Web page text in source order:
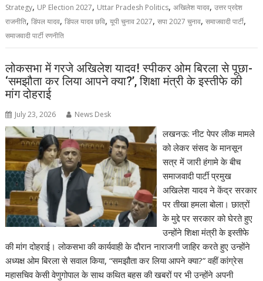
Strategy, UP Election 2027, Uttar Pradesh Politics,अखिलेश यादव,उत्तर प्रदेश
राजनीति,डिंपल यादव,डिंपल यादव छवि,यूपी चुनाव 2027,सपा 2027 चुनाव,समाजवादी पार्टी,
समाजवादी पार्टी रणनीति
लोकसभा में गरजे अखिलेश यादव! स्पीकर ओम बिरला से पूछा-
‘समझौता कर लिया आपने क्या?’, शिक्षा मंत्री के इस्तीफे की
मांग दोहराई
July 23, 2026 News Desk
लखनऊ: नीट पेपर लीक मामले
को लेकर संसद के मानसून
सत्र में जारी हंगामे के बीच
समाजवादी पार्टी प्रमुख
अखिलेश यादव ने केंद्र सरकार
पर तीखा हमला बोला। छात्रों
के मुद्दे पर सरकार को घेरते हुए
उन्होंने शिक्षा मंत्री के इस्तीफे
की मांग दोहराई। लोकसभा की कार्यवाही के दौरान नाराजगी जाहिर करते हुए उन्होंने
अध्यक्ष ओम बिरला से सवाल किया, “समझौता कर लिया आपने क्या?” वहीं कांग्रेस
महासचिव केसी वेणुगोपाल के साथ कथित बहस की खबरों पर भी उन्होंने अपनी